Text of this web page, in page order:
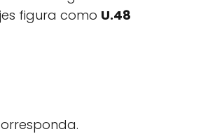
figura como U.48